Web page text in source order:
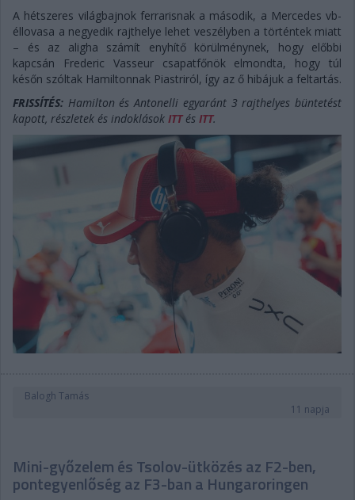
A hétszeres világbajnok ferrarisnak a második, a Mercedes vb-
éllovasa a negyedik rajthelye lehet veszélyben a történtek miatt
– és az aligha számít enyhítő körülménynek, hogy előbbi
kapcsán Frederic Vasseur csapatfőnök elmondta, hogy túl
későn szóltak Hamiltonnak Piastriról, így az ő hibájuk a feltartás.
FRISSÍTÉS: Hamilton és Antonelli egyaránt 3 rajthelyes büntetést
kapott, részletek és indoklások ITTés ITT.
Balogh Tamás
11 napja
Mini-győzelem és Tsolov-ütközés az F2-ben,
pontegyenlőség az F3-ban a Hungaroringen